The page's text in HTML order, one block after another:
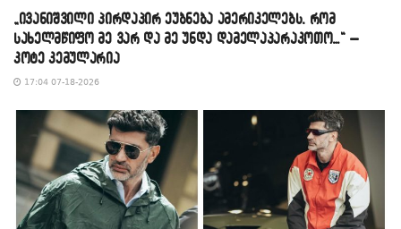
„ივანიშვილი პირდაპირ ეუბნება ამერიკელებს, რომ
სახელმწიფო მე ვარ და მე უნდა დამელაპარაკოთო…“ –
კოტე კემულარია
17:04 07-18-2026